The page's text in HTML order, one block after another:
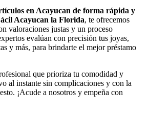
en Acayucan de forma rápida y
Acayucan la Florida, te ofrecemos
valoraciones justas y un proceso
evalúan con precisión tus joyas,
y más, para brindarte el mejor préstamo
que prioriza tu comodidad y
al instante sin complicaciones y con la
¡Acude a nosotros y empeña con